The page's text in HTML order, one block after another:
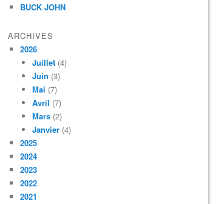
BUCK JOHN
ARCHIVES
2026
Juillet (4)
Juin (3)
Mai (7)
Avril (7)
Mars (2)
Janvier (4)
2025
2024
2023
2022
2021